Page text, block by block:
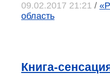
09.02.2017 21:21 /
область
Книга-